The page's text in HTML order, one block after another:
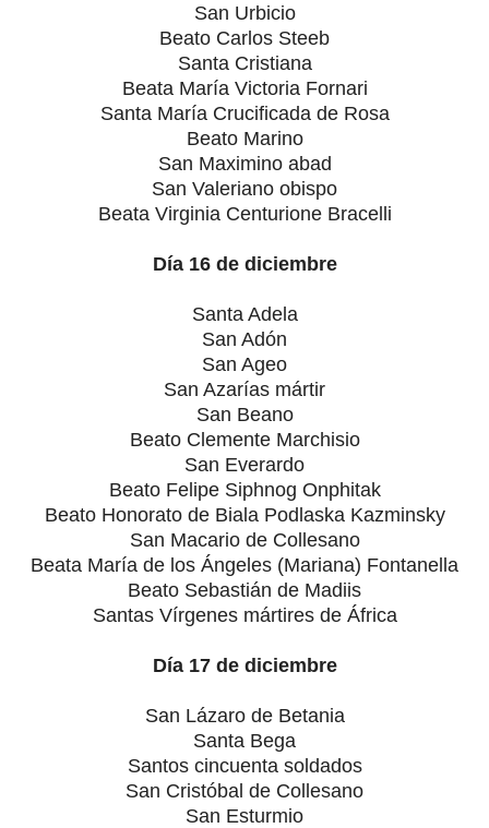
San Urbicio
Beato Carlos Steeb
Santa Cristiana
Beata María Victoria Fornari
Santa María Crucificada de Rosa
Beato Marino
San Maximino abad
San Valeriano obispo
Beata Virginia Centurione Bracelli
Día 16 de diciembre
Santa Adela
San Adón
San Ageo
San Azarías mártir
San Beano
Beato Clemente Marchisio
San Everardo
Beato Felipe Siphnog Onphitak
Beato Honorato de Biala Podlaska Kazminsky
San Macario de Collesano
Beata María de los Ángeles (Mariana) Fontanella
Beato Sebastián de Madiis
Santas Vírgenes mártires de África
Día 17 de diciembre
San Lázaro de Betania
Santa Bega
Santos cincuenta soldados
San Cristóbal de Collesano
San Esturmio